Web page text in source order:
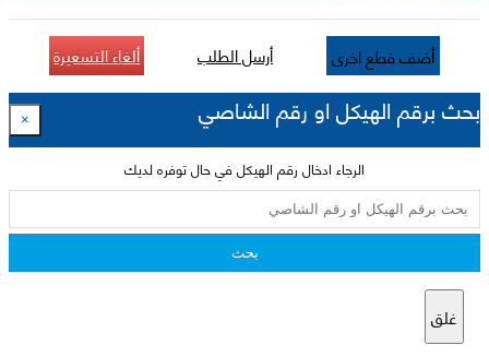
أضف قطع اخرى أرسل الطلب ألغاء التسعيرة
بحث برقم الهيكل او رقم الشاصي ×
الرجاء ادخال رقم الهيكل في حال توفره لديك
بحث
غلق